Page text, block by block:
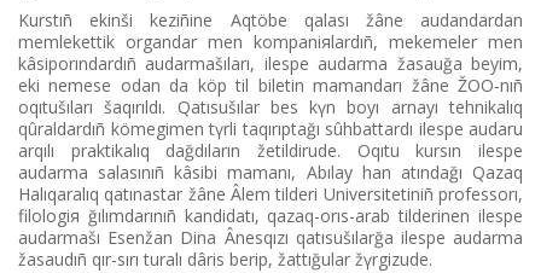
Kurstıñ ekіnšі kezіñіne Aqtöbe qalası žâne audandardan
memlekettіk organdar men kompaniяlardıñ, mekemeler men
kâsіporındardıñ audarmašıları, іlespe audarma žasauğa beyіm,
ekі nemese odan da köp tіl bіletіn mamandarı žâne ŽOO-nıñ
oqıtušıları šaqırıldı. Qatısušılar bes kүn boyı arnayı tehnikalıq
qûraldardıñ kömegіmen tүrlі taqırıptağı sûhbattardı іlespe audaru
arqılı praktikalıq dağdıların žetіldіrude. Oqıtu kursın іlespe
audarma salasınıñ kâsіbi mamanı, Abılay han atındağı Qazaq
Halıqaralıq qatınastar žâne Âlem tіlderі Universitetіnіñ professorı,
filologiя ğılımdarınıñ kandidatı, qazaq-orıs-arab tіlderіnen іlespe
audarmašı Esenžan Dina Ânesqızı qatısušılarğa іlespe audarma
žasaudıñ qır-sırı turalı dârіs berіp, žattığular žүrgіzude.